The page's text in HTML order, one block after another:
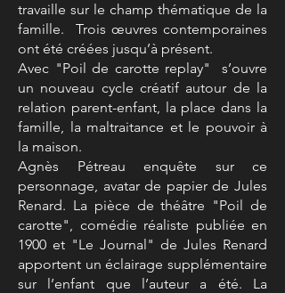
travaille sur le champ thématique de la
famille. Trois œuvres contemporaines
ont été créées jusqu’à présent.
Avec "Poil de carotte replay" s’ouvre
un nouveau cycle créatif autour de la
relation parent-enfant, la place dans la
famille, la maltraitance et le pouvoir à
la maison.
Agnès Pétreau enquête sur ce
personnage, avatar de papier de Jules
Renard. La pièce de théâtre "Poil de
carotte", comédie réaliste publiée en
1900 et "Le Journal" de Jules Renard
apportent un éclairage supplémentaire
sur l’enfant que l’auteur a été. La